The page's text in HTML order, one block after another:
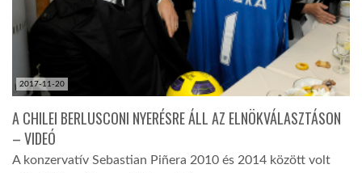
2017-11-20
A CHILEI BERLUSCONI NYERÉSRE ÁLL AZ ELNÖKVÁLASZTÁSON
– VIDEÓ
A konzervatív Sebastian Piñera 2010 és 2014 között volt